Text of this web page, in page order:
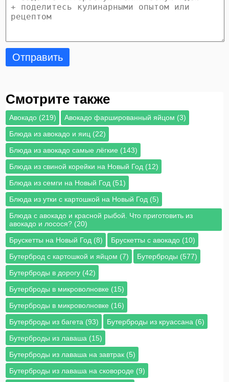
Отправить
Смотрите также
Авокадо (219)
Авокадо фаршированный яйцом (3)
Блюда из авокадо и яиц (22)
Блюда из авокадо самые лёгкие (143)
Блюда из свиной корейки на Новый Год (12)
Блюда из семги на Новый Год (51)
Блюда из утки с картошкой на Новый Год (5)
Блюда с авокадо и красной рыбой. Что приготовить из
авокадо и лосося? (20)
Брускетты на Новый Год (8)
Брускетты с авокадо (10)
Бутерброд с картошкой и яйцом (7)
Бутерброды (577)
Бутерброды в дорогу (42)
Бутерброды в микроволновке (15)
Бутерброды в микроволновке (16)
Бутерброды из багета (93)
Бутерброды из круассана (6)
Бутерброды из лаваша (15)
Бутерброды из лаваша на завтрак (5)
Бутерброды из лаваша на сковороде (9)